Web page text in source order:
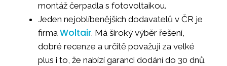
montáž čerpadla s fotovoltaikou.
Jeden nejoblíbenějších dodavatelů v ČR je
firma Woltair. Má široký výběr řešení,
dobré recenze a určitě považuji za velké
plus i to, že nabízí garanci dodání do 30 dnů.